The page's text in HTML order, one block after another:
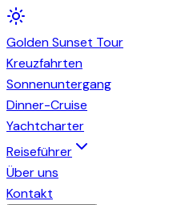
GoldenSunset Tour
Kreuzfahrten
Sonnenuntergang
Dinner-Cruise
Yachtcharter
Reiseführer
Über uns
Kontakt